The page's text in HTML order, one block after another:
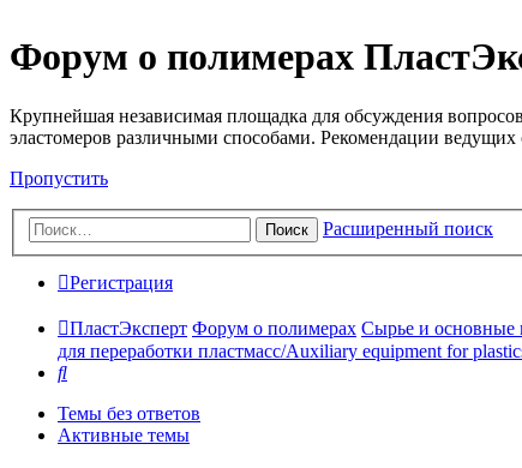
Форум о полимерах
Крупнейшая независимая площадка для обсуждения
эластомеров различными способами. Рекомендации ведущих
Пропустить
Поиск Расширенный поиск
Регистрация
ПластЭксперт Форум о полимерах Сырье и основные
для переработки пластмасс/Auxiliary equipment for
Поиск
Темы без ответов
Активные темы